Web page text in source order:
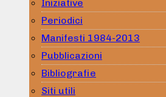
Iniziative
Periodici
Manifesti 1984-2013
Pubblicazioni
Bibliografie
Siti utili